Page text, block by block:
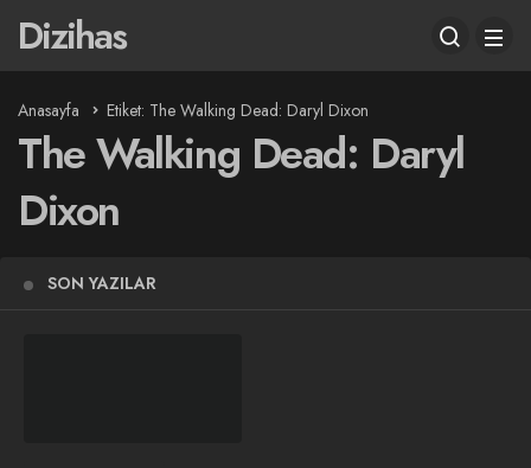
Dizihas
Anasayfa Etiket: The Walking Dead: Daryl Dixon
The Walking Dead: Daryl
Dixon
SON YAZILAR